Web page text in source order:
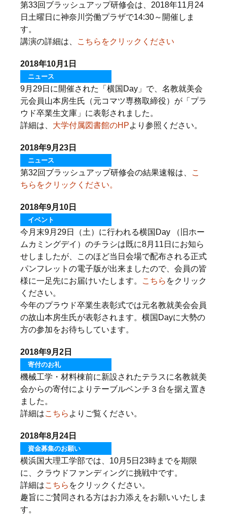
第33回ブラッシュアップ研修会は、2018年11月24
日土曜日に神奈川労働プラザで14:30～開催しま
す。
講演の詳細は、
こちらをクリックください
2018年10月1日
ニュース
9月29日に開催された「横国Day」で、名教就美会
元会員山本房生氏（元コマツ専務取締役）が「プラ
ウド卒業生文庫」に表彰されました。
詳細は、 大学付属図書館のHPより参照ください。
2018年9月23日
ニュース
第32回ブラッシュアップ研修会の結果速報は、
こ
ちらをクリックください。
2018年9月10日
イベント
今月末9月29日（土）に行われる横国Day （旧ホー
ムカミングデイ）のチラシは既に8月11日にお知ら
せしましたが、このほど当日会場で配布される正式
パンフレットの電子版が出来ましたので、会員の皆
様に一足先にお届けいたします。
こちら をクリック
ください。
今年のプラウド卒業生表彰式では元名教就美会会員
の故山本房生氏が表彰されます。横国Dayに大勢の
方の参加をお待ちしています。
2018年9月2日
寄付のお礼
機械工学・材料棟前に新設されたテラスに名教就美
会からの寄付によりテーブルベンチ３台を据え置き
ました。
詳細はこちら よりご覧ください。
2018年8月24日
資金募集のお願い
横浜国大理工学部では、10月5日23時までを期限
に、クラウドファンディングに挑戦中です。
詳細はこちら をクリックください。
趣旨にご賛同される方はお力添えをお願いいたしま
す。